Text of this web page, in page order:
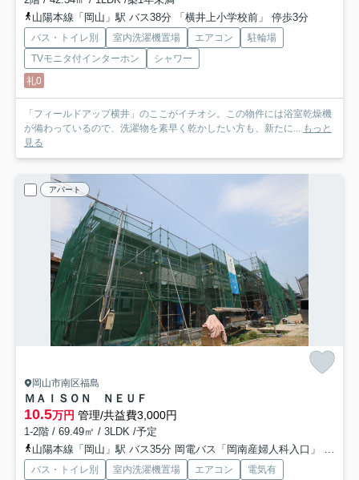
山陽本線「岡山」駅 バス38分 「横井上小学校前」 停歩3分
バス・トイレ別 室内洗濯機置場 エアコン
駐輪場
TVモニタ付インターホン
シャワー
礼0
「フィールドアップ横井」のここがイチオシ。この物件には浴室乾燥機
が備わっているので、洗濯物を素早く乾かしたい方も、新たに...
もっと
見る
アパート
岡山市南区福島
ＭＡＩＳＯＮ ＮＥＵＦ
10.5万円 管理/共益費3,000円
1-2階 / 69.49㎡ / 3LDK /予定
山陽本線「岡山」駅 バス35分 岡電バス「岡南産婦人科入口」 停歩2分
バス・トイレ別 室内洗濯機置場 エアコン
電気有